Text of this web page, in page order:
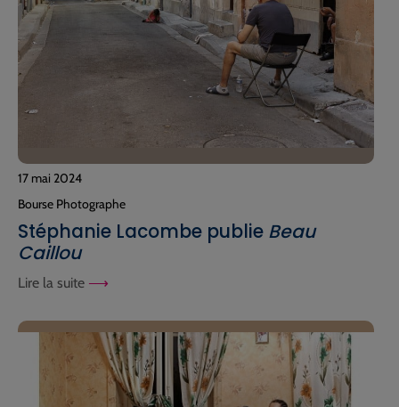
17 mai 2024
Bourse Photographe
Stéphanie Lacombe publie Beau
Caillou
Lire la suite